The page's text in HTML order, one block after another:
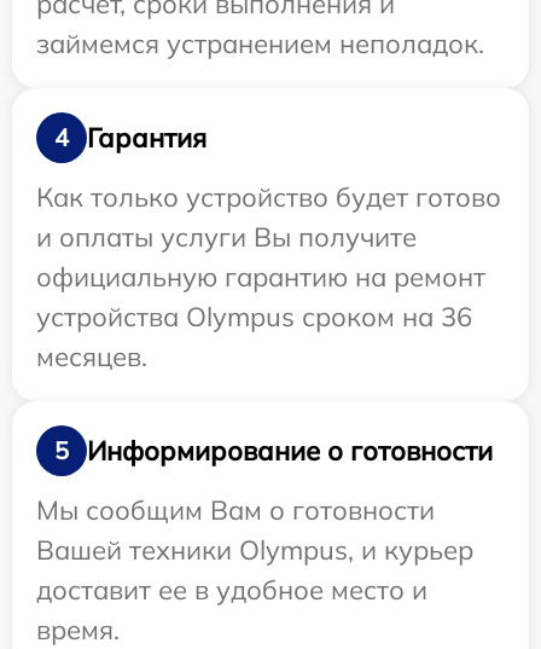
займемся устранением неполадок.
4
Гарантия
Как только устройство будет готово
и оплаты услуги Вы получите
официальную гарантию на ремонт
устройства Olympus сроком на 36
месяцев.
5
Информирование о готовности
Мы сообщим Вам о готовности
Вашей техники Olympus, и курьер
доставит ее в удобное место и
время.